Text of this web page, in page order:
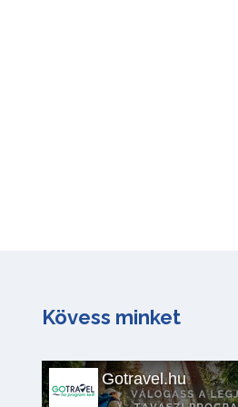
Kövess minket
Gotravel.hu